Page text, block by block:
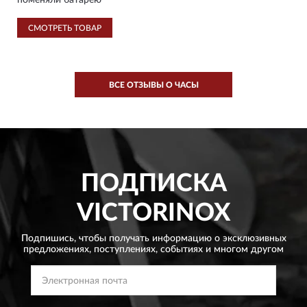
СМОТРЕТЬ ТОВАР
ВСЕ ОТЗЫВЫ О ЧАСЫ
ПОДПИСКА
VICTORINOX
Подпишись, чтобы получать информацию о эксклюзивных
предложениях, поступлениях, событиях и многом другом